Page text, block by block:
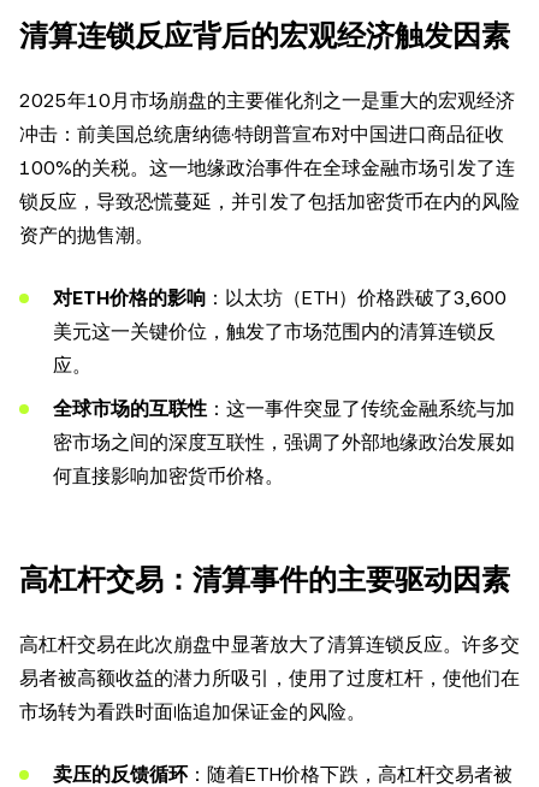
清算连锁反应背后的宏观经济触发因素
2025年10月市场崩盘的主要催化剂之一是重大的宏观经济
冲击：前美国总统唐纳德·特朗普宣布对中国进口商品征收
100%的关税。这一地缘政治事件在全球金融市场引发了连
锁反应，导致恐慌蔓延，并引发了包括加密货币在内的风险
资产的抛售潮。
对ETH价格的影响 ：以太坊（ETH）价格跌破了3,600
美元这一关键价位，触发了市场范围内的清算连锁反
应。
全球市场的互联性 ：这一事件突显了传统金融系统与加
密市场之间的深度互联性，强调了外部地缘政治发展如
何直接影响加密货币价格。
高杠杆交易：清算事件的主要驱动因素
高杠杆交易在此次崩盘中显著放大了清算连锁反应。许多交
易者被高额收益的潜力所吸引，使用了过度杠杆，使他们在
市场转为看跌时面临追加保证金的风险。
卖压的反馈循环：随着ETH价格下跌，高杠杆交易者被